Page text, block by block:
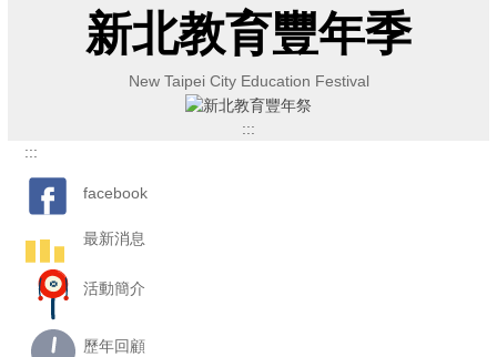
新北教育豐年季
New Taipei City Education Festival
:::
:::
facebook
最新消息
活動簡介
歷年回顧